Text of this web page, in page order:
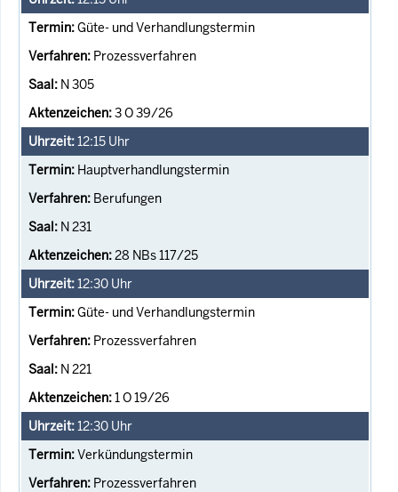
Güte- und Verhandlungstermin
Prozessverfahren
N 305
3 O 39/26
12:15 Uhr
Hauptverhandlungstermin
Berufungen
N 231
28 NBs 117/25
12:30 Uhr
Güte- und Verhandlungstermin
Prozessverfahren
N 221
1 O 19/26
12:30 Uhr
Verkündungstermin
Prozessverfahren